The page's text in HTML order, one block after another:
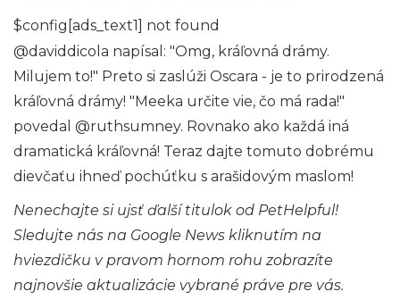
$config[ads_text1] not found
@daviddicola napísal: "Omg, kráľovná drámy.
Milujem to!" Preto si zaslúži Oscara - je to prirodzená
kráľovná drámy! "Meeka určite vie, čo má rada!"
povedal @ruthsumney. Rovnako ako každá iná
dramatická kráľovná! Teraz dajte tomuto dobrému
dievčaťu ihneď pochúťku s arašidovým maslom!
Nenechajte si ujsť ďalší titulok od PetHelpful!
Sledujte nás na Google News kliknutím na
hviezdičku v pravom hornom rohu zobrazíte
najnovšie aktualizácie vybrané práve pre vás.